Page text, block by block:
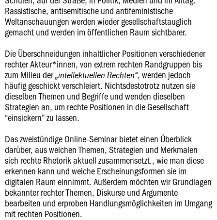
Rassistische, antisemitische und antifeministische
Weltanschauungen werden wieder gesellschaftstauglich
gemacht und werden im öffentlichen Raum sichtbarer.
Die Überschneidungen inhaltlicher Positionen verschiedener
rechter Akteur*innen, von extrem rechten Randgruppen bis
zum Milieu der„intellektuellen Rechten“, werden jedoch
häufig geschickt verschleiert. Nichtsdestotrotz nutzen sie
dieselben Themen und Begriffe und wenden dieselben
Strategien an, um rechte Positionen in die Gesellschaft
“einsickern” zu lassen.
Das zweistündige Online-Seminar bietet einen Überblick
darüber, aus welchen Themen, Strategien und Merkmalen
sich rechte Rhetorik aktuell zusammensetzt., wie man diese
erkennen kann und welche Erscheinungsformen sie im
digitalen Raum einnimmt. Außerdem möchten wir Grundlagen
bekannter rechter Themen, Diskurse und Argumente
bearbeiten und erproben Handlungsmöglichkeiten im Umgang
mit rechten Positionen.